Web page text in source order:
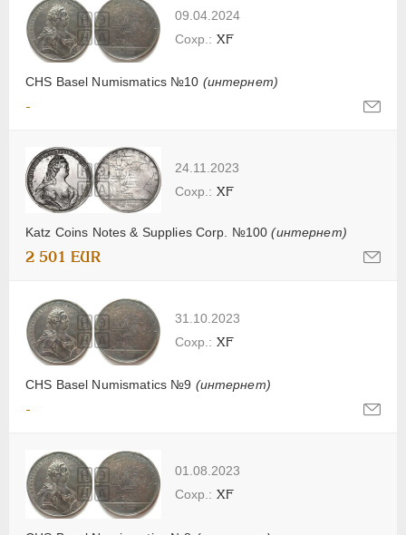
09.04.2024
CHS Basel Numismatics №10 (интернет)
XF
-
24.11.2023
Katz Coins Notes & Supplies Corp. №100(интернет)
XF
2 501 EUR
31.10.2023
CHS Basel Numismatics №9 (интернет)
XF
-
01.08.2023
XF